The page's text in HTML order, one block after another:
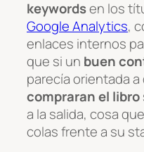
keywordsen los
Google Analytics,
enlaces internos
que si un buen
parecía orientada a
compraran el libro
a la salida, cosa
colas frente a su